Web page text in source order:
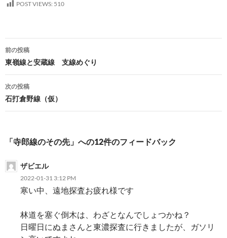
POST VIEWS: 510
投
稿
ナ
ビ
ー
ョ
前の投稿
東嶺線と安蔵線 支線めぐり
次の投稿
石打倉野線（仮）
「寺郎線のその先」への12件のフィードバック
ザビエル
2022-01-31 3:12 PM
寒い中、遠地探査お疲れ様です
林道を塞ぐ倒木は、わざとなんでしょつかね？
日曜日にぬまさんと東濃探査に行きましたが、ガソリ